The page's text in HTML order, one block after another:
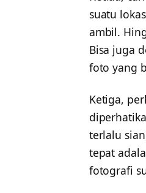
suatu
ambil.
Bisa juga
foto yang
Ketiga,
terlalu
tepat
fotografi